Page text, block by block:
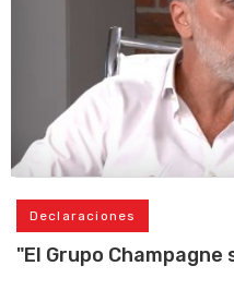
Declaraciones
"El Grupo